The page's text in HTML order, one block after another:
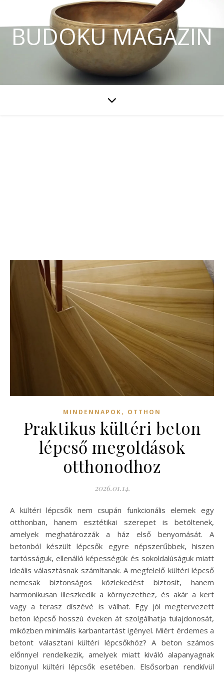
BUDOKU MAGAZIN
MINDENNAPOK, OTTHON
Praktikus kültéri beton
lépcső megoldások
otthonodhoz
2026.01.14.
A kültéri lépcsők nem csupán funkcionális elemek egy
otthonban, hanem esztétikai szerepet is betöltenek,
amelyek meghatározzák a ház első benyomását. A
betonból készült lépcsők egyre népszerűbbek, hiszen
tartósságuk, ellenálló képességük és sokoldalúságuk miatt
ideális választásnak számítanak. A megfelelő kültéri lépcső
nemcsak biztonságos közlekedést biztosít, hanem
harmonikusan illeszkedik a környezethez, és akár a kert
vagy a terasz díszévé is válhat. Egy jól megtervezett
beton lépcső hosszú éveken át szolgálhatja tulajdonosát,
miközben minimális karbantartást igényel. Miért érdemes a
betont választani kültéri lépcsőkhöz? A beton számos
előnnyel rendelkezik, amelyek miatt kiváló alapanyagnak
bizonyul kültéri lépcsők esetében. Elsősorban rendkívül